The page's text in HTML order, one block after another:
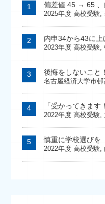
偏差値 45 → 65
2025年度 高校受験,
内申34から43に上
2023年度 高校受験,
後悔をしないこと！
名古屋経済大学市邨
「受かってきます
2022年度 高校受験,
慎重に学校選びを
2022年度 高校受験,